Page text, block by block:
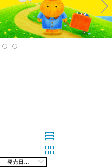
Ne
xt